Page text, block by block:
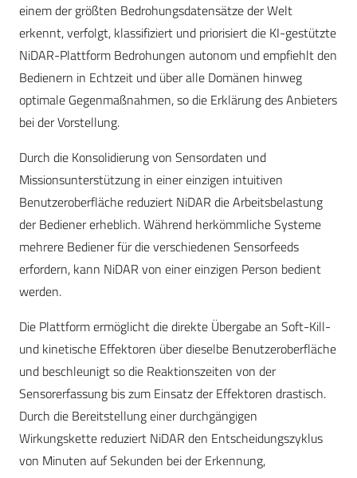
einem der größten Bedrohungsdatensätze der Welt
erkennt, verfolgt, klassifiziert und priorisiert die KI-gestützte
NiDAR-Plattform Bedrohungen autonom und empfiehlt den
Bedienern in Echtzeit und über alle Domänen hinweg
optimale Gegenmaßnahmen, so die Erklärung des Anbieters
bei der Vorstellung.
Durch die Konsolidierung von Sensordaten und
Missionsunterstützung in einer einzigen intuitiven
Benutzeroberfläche reduziert NiDAR die Arbeitsbelastung
der Bediener erheblich. Während herkömmliche Systeme
mehrere Bediener für die verschiedenen Sensorfeeds
erfordern, kann NiDAR von einer einzigen Person bedient
werden.
Die Plattform ermöglicht die direkte Übergabe an Soft-Kill-
und kinetische Effektoren über dieselbe Benutzeroberfläche
und beschleunigt so die Reaktionszeiten von der
Sensorerfassung bis zum Einsatz der Effektoren drastisch.
Durch die Bereitstellung einer durchgängigen
Wirkungskette reduziert NiDAR den Entscheidungszyklus
von Minuten auf Sekunden bei der Erkennung,